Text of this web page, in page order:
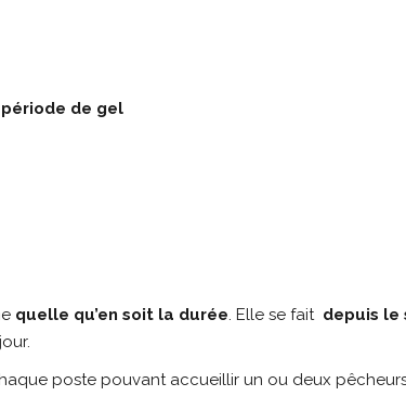
période de gel
quelle qu’en soit la durée. Elle se fait depuis le
poste pouvant accueillir un ou deux